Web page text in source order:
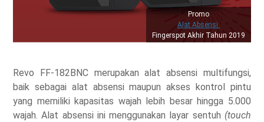
Promo
Alat Absensi
Fingerspot Akhir Tahun 2019
Revo FF-182BNC merupakan alat absensi multifungsi,
baik sebagai alat absensi maupun akses kontrol pintu
yang memiliki kapasitas wajah lebih besar hingga 5.000
wajah. Alat absensi ini menggunakan layar sentuh (touch